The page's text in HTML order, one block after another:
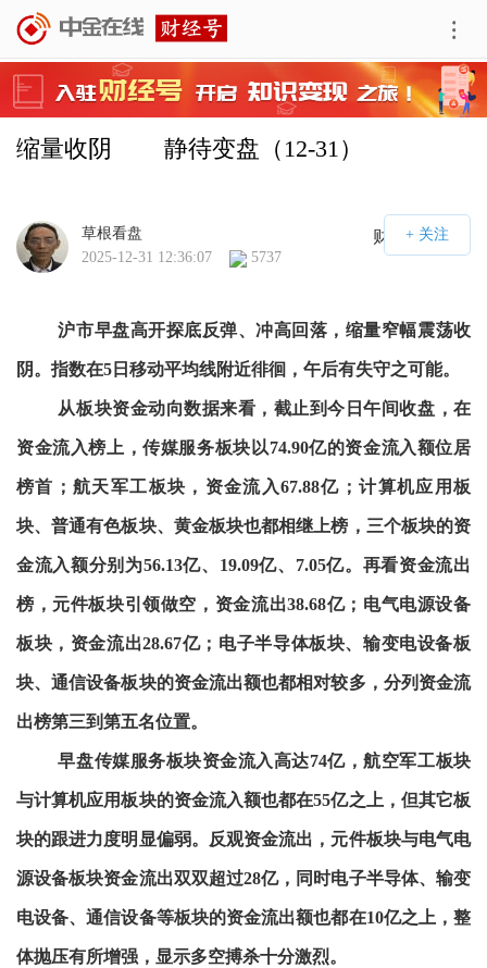
缩量收阴        静待变盘（12-31）
财经号APP
草根看盘
2025-12-31 12:36:07
5737
沪市早盘高开探底反弹、冲高回落，缩量窄幅震荡收
阴。指数在5日移动平均线附近徘徊，午后有失守之可能。
从板块资金动向数据来看，截止到今日午间收盘，在
资金流入榜上，传媒服务板块以74.90亿的资金流入额位居
榜首；航天军工板块，资金流入67.88亿；计算机应用板
块、普通有色板块、黄金板块也都相继上榜，三个板块的资
金流入额分别为56.13亿、19.09亿、7.05亿。再看资金流出
榜，元件板块引领做空，资金流出38.68亿；电气电源设备
板块，资金流出28.67亿；电子半导体板块、输变电设备板
块、通信设备板块的资金流出额也都相对较多，分列资金流
出榜第三到第五名位置。
早盘传媒服务板块资金流入高达74亿，航空军工板块
与计算机应用板块的资金流入额也都在55亿之上，但其它板
块的跟进力度明显偏弱。反观资金流出，元件板块与电气电
源设备板块资金流出双双超过28亿，同时电子半导体、输变
电设备、通信设备等板块的资金流出额也都在10亿之上，整
体抛压有所增强，显示多空搏杀十分激烈。